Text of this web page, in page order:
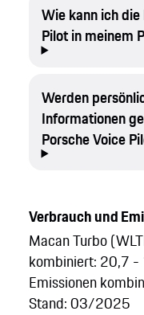
Wie kann ich
Pilot in meinem
Werden
Informationen
Porsche Voice
Verbrauch und
Macan Turbo
kombiniert: 20,7
Emissionen
Stand: 03/2025